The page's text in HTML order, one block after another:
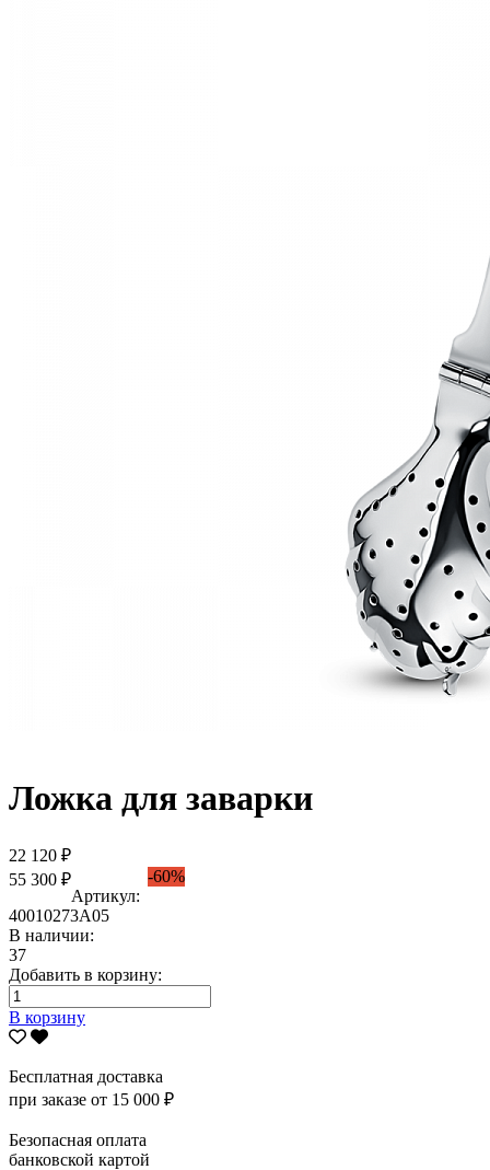
Ложка для заварки
22 120 ₽
55 300 ₽
-60%
Артикул:
40010273А05
В наличии:
37
Добавить в корзину:
В корзину
Бесплатная доставка
при заказе от 15 000 ₽
Безопасная оплата
банковской картой